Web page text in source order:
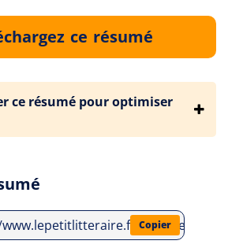
ce résumé
ce résumé pour optimiser
analyses-
Copier